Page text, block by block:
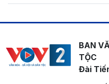
BAN
TỘC
Đài